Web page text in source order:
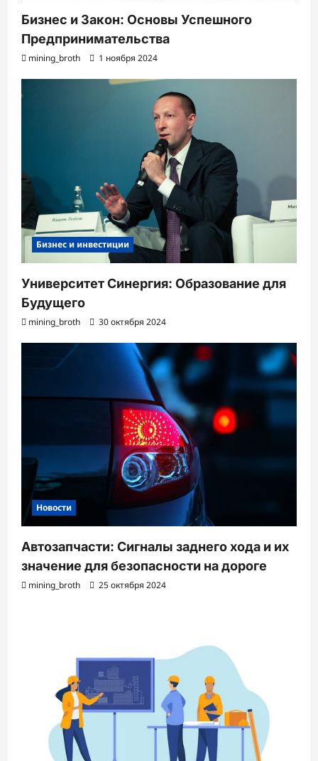
Бизнес и Закон: Основы Успешного
Предпринимательства
mining_broth 1 ноября 2024
Бизнес и инвестиции
Университет Синергия: Образование для
Будущего
mining_broth 30 октября 2024
Новости
Автозапчасти: Сигналы заднего хода и их
значение для безопасности на дороге
mining_broth 25 октября 2024